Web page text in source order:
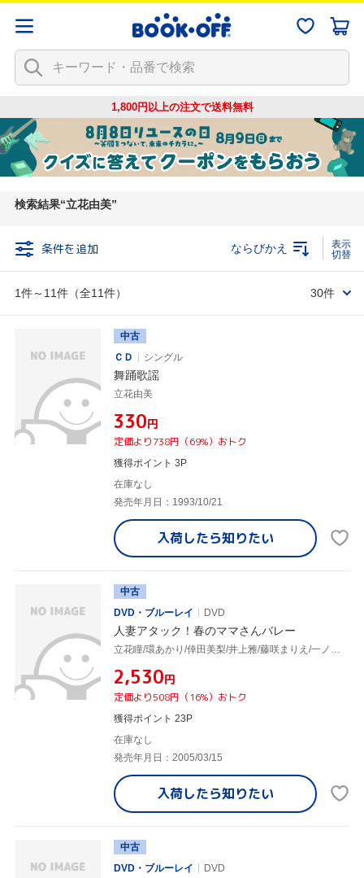
1,800円以上の注文で送料無料
検索結果 立花由美
条件を追加
1件～11件（全11件）
ならびかえ
30件
中古
ＣＤ
シングル
舞踊歌謡
立花由美
¥330円
定価より738円（69%）おトク
獲得ポイント 3P
在庫なし
発売年月日：1993/10/21
入荷したら知りたい
中古
DVD・ブルーレイ
DVD
人妻アタック！春のママさんバレー
¥2,530円
定価より508円（16%）おトク
獲得ポイント 23P
在庫なし
発売年月日：2005/03/15
入荷したら知りたい
中古
DVD・ブルーレイ
DVD